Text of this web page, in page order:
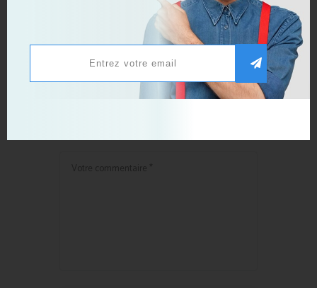
Publier un commentaire